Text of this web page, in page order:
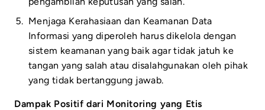
Menjaga Kerahasiaan dan Keamanan Data
Informasi yang diperoleh harus dikelola dengan
sistem keamanan yang baik agar tidak jatuh ke
tangan yang salah atau disalahgunakan oleh pihak
yang tidak bertanggung jawab.
Dampak Positif dari Monitoring yang Etis